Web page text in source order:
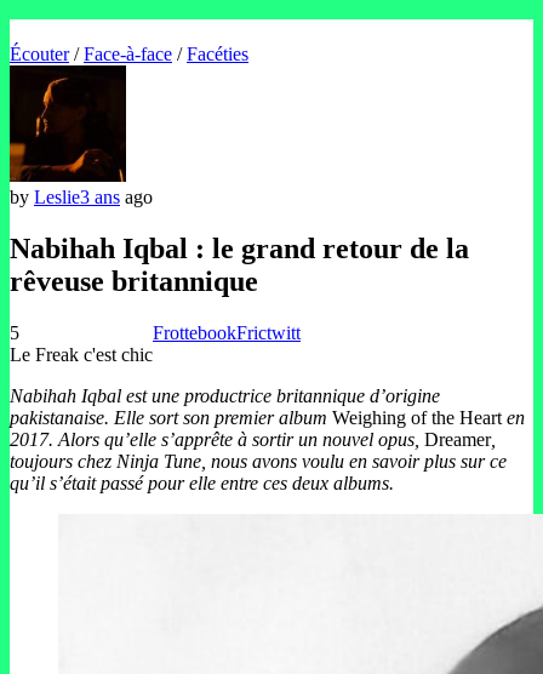
Écouter/Face-à-face /Facéties
by Leslie3 ans ago
Nabihah Iqbal : le grand retour de la
rêveuse britannique
5
Le Freak c'est chic
FrottebookFrictwitt
Nabihah Iqbal est une productrice britannique d’origine
pakistanaise. Elle sort son premier album Weighing of the Heart en
2017. Alors qu’elle s’apprête à sortir un nouvel opus, Dreamer,
toujours chez Ninja Tune, nous avons voulu en savoir plus sur ce
qu’il s’était passé pour elle entre ces deux albums.